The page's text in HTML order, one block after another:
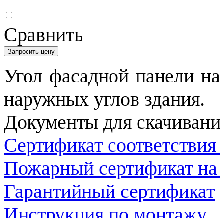
Сравнить
Запросить цену
Угол фасадной панели
наружных углов здания.
Документы для
Сертификат
Пожарный сертификат
Гарантийный сертификат